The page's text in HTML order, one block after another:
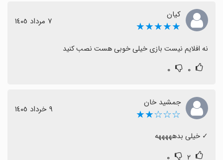
کیان
★★★★★ ٧ مرداد ١٤٠٥
نه افلایم نیست بازی خیلی خوبی هست نصب کنید
۰ ۰
جمشيد خان
☆☆☆★★ ٩ خرداد ١٤٠٥
‏✓ خیلی بدهههههه
۲ ۰